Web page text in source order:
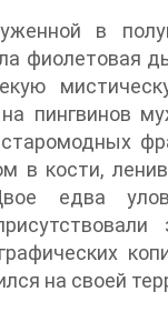
в
фиолетовая
пингвинов
в кости,
едва
на своей